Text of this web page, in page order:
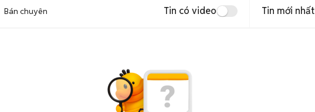
Bán chuyên Tin có video Tin mới nhất